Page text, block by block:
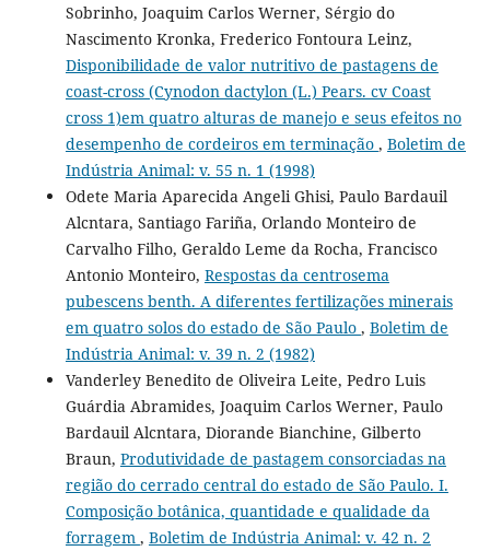
Sobrinho, Joaquim Carlos Werner, Sérgio do
Nascimento Kronka, Frederico Fontoura Leinz,
Disponibilidade de valor nutritivo de pastagens de
coast-cross (Cynodon dactylon (L.) Pears. cv Coast
cross 1)em quatro alturas de manejo e seus efeitos no
desempenho de cordeiros em terminação , Boletim de
Indústria Animal: v. 55 n. 1 (1998)
Odete Maria Aparecida Angeli Ghisi, Paulo Bardauil
Alcntara, Santiago Fariña, Orlando Monteiro de
Carvalho Filho, Geraldo Leme da Rocha, Francisco
Antonio Monteiro, Respostas da centrosema
pubescens benth. A diferentes fertilizações minerais
em quatro solos do estado de São Paulo , Boletim de
Indústria Animal: v. 39 n. 2 (1982)
Vanderley Benedito de Oliveira Leite, Pedro Luis
Guárdia Abramides, Joaquim Carlos Werner, Paulo
Bardauil Alcntara, Diorande Bianchine, Gilberto
Braun, Produtividade de pastagem consorciadas na
região do cerrado central do estado de São Paulo. I.
Composição botânica, quantidade e qualidade da
forragem , Boletim de Indústria Animal: v. 42 n. 2